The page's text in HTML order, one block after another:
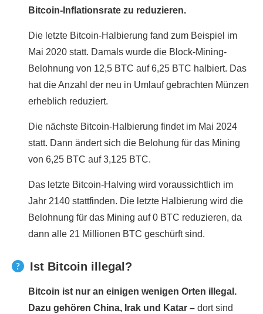
Bitcoin-Inflationsrate zu reduzieren.
Die letzte Bitcoin-Halbierung fand zum Beispiel im
Mai 2020 statt. Damals wurde die Block-Mining-
Belohnung von 12,5 BTC auf 6,25 BTC halbiert. Das
hat die Anzahl der neu in Umlauf gebrachten Münzen
erheblich reduziert.
Die nächste Bitcoin-Halbierung findet im Mai 2024
statt. Dann ändert sich die Belohung für das Mining
von 6,25 BTC auf 3,125 BTC.
Das letzte Bitcoin-Halving wird voraussichtlich im
Jahr 2140 stattfinden. Die letzte Halbierung wird die
Belohnung für das Mining auf 0 BTC reduzieren, da
dann alle 21 Millionen BTC geschürft sind.
Ist Bitcoin illegal?
Bitcoin ist nur an einigen wenigen Orten illegal.
Dazu gehören China, Irak und Katar – dort sind